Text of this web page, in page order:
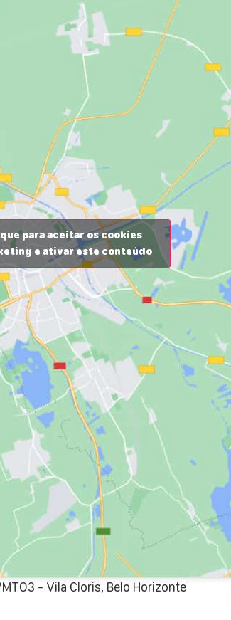
para aceitar os cookies
e ativar este conteúdo
- Vila Cloris, Belo Horizonte